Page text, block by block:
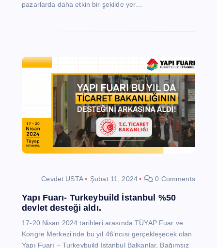
pazarlarda daha etkin bir şekilde yer…
Cevdet USTA Şubat 11, 2024 0 Comments
Yapı Fuarı- Turkeybuild İstanbul %50
devlet desteği aldı.
17-20 Nisan 2024 tarihleri arasında TÜYAP Fuar ve
Kongre Merkezi’nde bu yıl 46’ncısı gerçekleşecek olan
Yapı Fuarı – Turkeybuild İstanbul Balkanlar, Bağımsız